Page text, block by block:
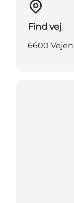
Find vej
6600 Vejen